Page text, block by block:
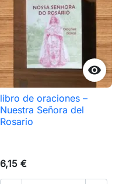

libro de oraciones –
Nuestra Señora del
Rosario
6,15 €